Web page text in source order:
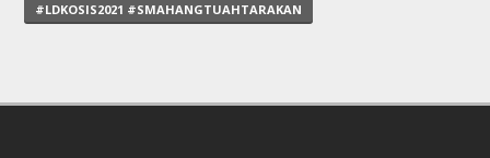
#LDKOSIS2021 #SMAHANGTUAHTARAKAN